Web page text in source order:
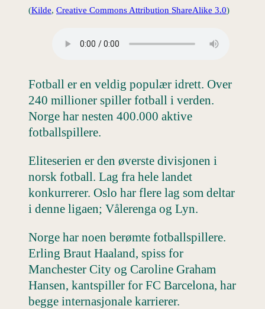
(Kilde, Creative Commons Attribution ShareAlike 3.0)
Fotball er en veldig populær idrett. Over
240 millioner spiller fotball i verden.
Norge har nesten 400.000 aktive
fotballspillere.
Eliteserien er den øverste divisjonen i
norsk fotball. Lag fra hele landet
konkurrerer. Oslo har flere lag som deltar
i denne ligaen; Vålerenga og Lyn.
Norge har noen berømte fotballspillere.
Erling Braut Haaland, spiss for
Manchester City og Caroline Graham
Hansen, kantspiller for FC Barcelona, har
begge internasjonale karrierer.